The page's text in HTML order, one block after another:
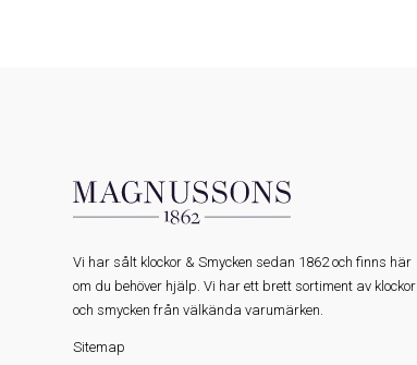
Vi har sålt klockor & Smycken sedan 1862 och finns här
om du behöver hjälp. Vi har ett brett sortiment av klockor
och smycken från välkända varumärken.
Sitemap